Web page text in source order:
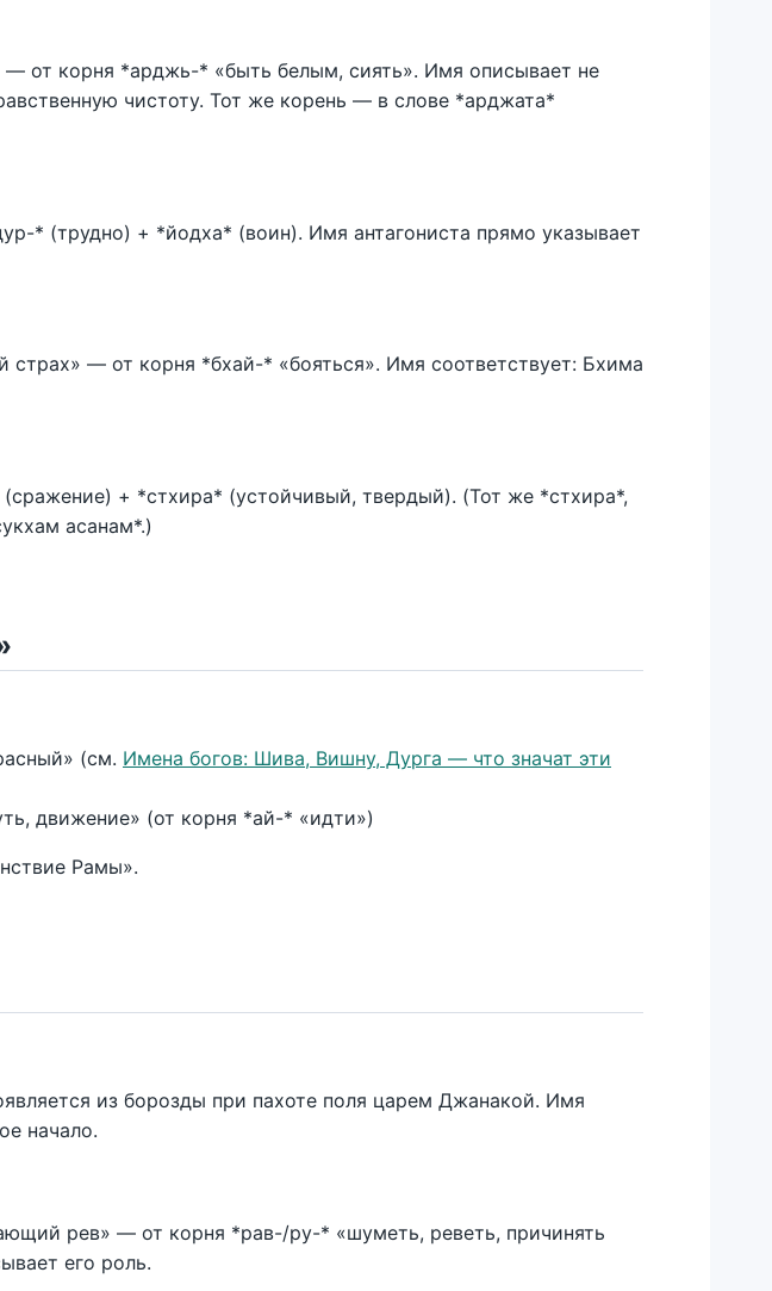
— от корня *арджь-* «быть белым, сиять». Имя описывает не
чистоту. Тот же корень — в слове *арджата*
* (трудно) + *йодха* (воин). Имя антагониста прямо указывает
— от корня *бхай-* «бояться». Имя соответствует: Бхима
+ *стхира* (устойчивый, твердый). (Тот же *стхира*,
асанам*.)
(см. Имена богов: Шива, Вишну, Дурга — что значат эти
движение» (от корня *ай-* «идти»)
Рамы».
из борозды при пахоте поля царем Джанакой. Имя
начало.
рев» — от корня *рав-/ру-* «шуметь, реветь, причинять
его роль.